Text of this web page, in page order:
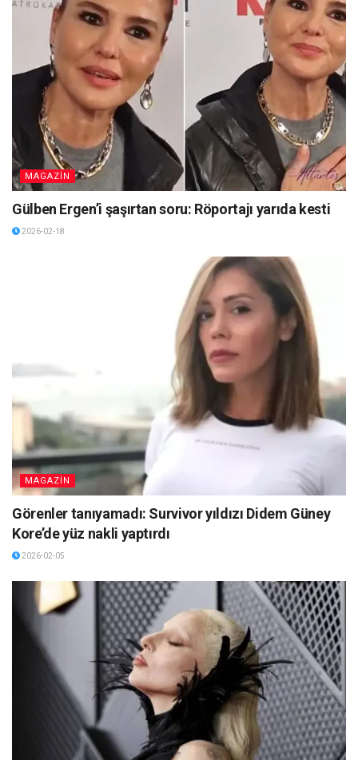
MAGAZİN
Gülben Ergen’i şaşırtan soru: Röportajı yarıda kesti
2026-02-18
MAGAZİN
Görenler tanıyamadı: Survivor yıldızı Didem Güney
Kore’de yüz nakli yaptırdı
2026-02-05